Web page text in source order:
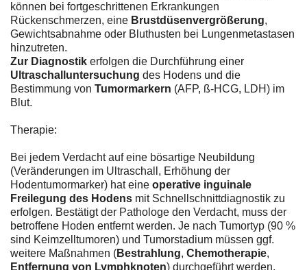
können bei fortgeschrittenen Erkrankungen
Rückenschmerzen, eine Brustdüsenvergrößerung,
Gewichtsabnahme oder Bluthusten bei Lungenmetastasen
hinzutreten.
Zur Diagnostik erfolgen die Durchführung einer
Ultraschalluntersuchung des Hodens und die
Bestimmung von Tumormarkern (AFP, ß-HCG, LDH) im
Blut.
Therapie:
Bei jedem Verdacht auf eine bösartige Neubildung
(Veränderungen im Ultraschall, Erhöhung der
Hodentumormarker) hat eine operative inguinale
Freilegung des Hodens mit Schnellschnittdiagnostik zu
erfolgen. Bestätigt der Pathologe den Verdacht, muss der
betroffene Hoden entfernt werden. Je nach Tumortyp (90 %
sind Keimzelltumoren) und Tumorstadium müssen ggf.
weitere Maßnahmen (Bestrahlung, Chemotherapie,
Entfernung von Lymphknoten) durchgeführt werden.